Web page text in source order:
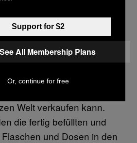
zwischen
und dem Sixpack, den du
kaufst, ist die
Kommerziell gebrautes Bier
keimfrei wie möglich
in Massen produzieren
Welt verkaufen kann.
die fertig befüllten und
und Dosen in den
Support for $2
See All Membership Plans
Or, continue for free